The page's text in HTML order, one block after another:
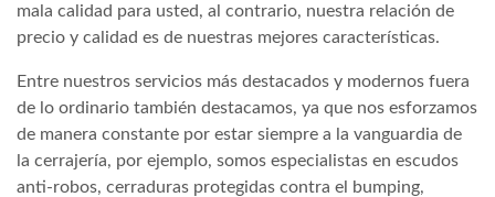
mala calidad para usted, al contrario, nuestra relación de
precio y calidad es de nuestras mejores características.
Entre nuestros servicios más destacados y modernos fuera
de lo ordinario también destacamos, ya que nos esforzamos
de manera constante por estar siempre a la vanguardia de
la cerrajería, por ejemplo, somos especialistas en escudos
anti-robos, cerraduras protegidas contra el bumping,